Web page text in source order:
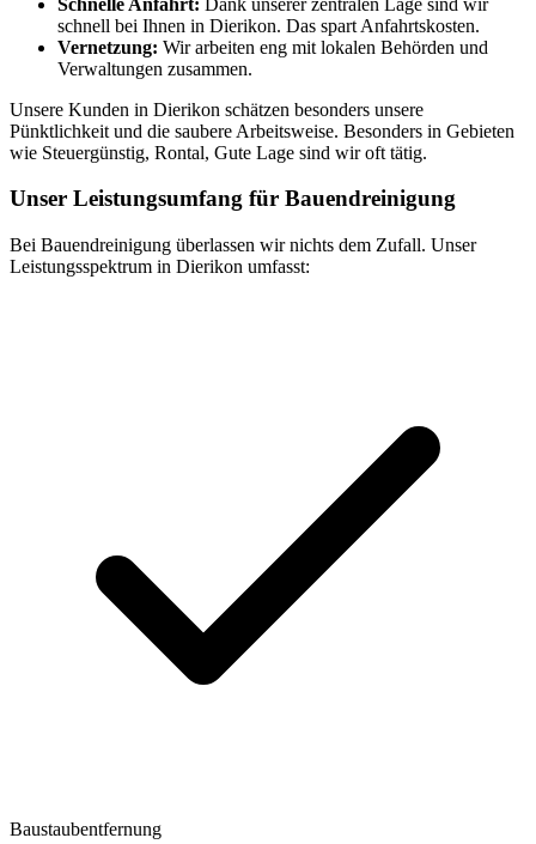
schnell bei Ihnen in Dierikon. Das spart Anfahrtskosten.
Vernetzung: Wir arbeiten eng mit lokalen Behörden und
Verwaltungen zusammen.
Unsere Kunden in Dierikon schätzen besonders unsere
Pünktlichkeit und die saubere Arbeitsweise. Besonders in Gebieten
wie Steuergünstig, Rontal, Gute Lage sind wir oft tätig.
Unser Leistungsumfang für Bauendreinigung
Bei Bauendreinigung überlassen wir nichts dem Zufall. Unser
Leistungsspektrum in Dierikon umfasst:
Baustaubentfernung